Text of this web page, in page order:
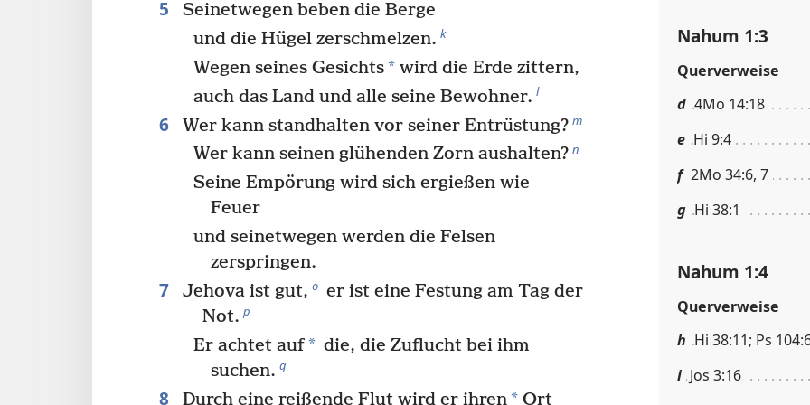
5
Seinetwegen beben die Berge
und die Hügel zerschmelzen. k
Wegen seines Gesichts* wird die Erde zittern,
auch das Land und alle seine Bewohner. l
6 Wer kann standhalten vor seiner Entrüstung? m
Wer kann seinen glühenden Zorn aushalten? n
Seine Empörung wird sich ergießen wie
Feuer
und seinetwegen werden die Felsen
zerspringen.
7 Jehova ist gut, o er ist eine Festung am Tag der
Not. p
Er achtet auf* die, die Zuflucht bei ihm
suchen. q
8 Durch eine reißende Flut wird er ihren*Ort
Nahum 1:3
Querverweise
d 4Mo 14:18
e Hi 9:4
f 2Mo 34:6, 7
g Hi 38:1
Nahum 1:4
Querverweise
h Hi 38:11; Ps
i Jos 3:16